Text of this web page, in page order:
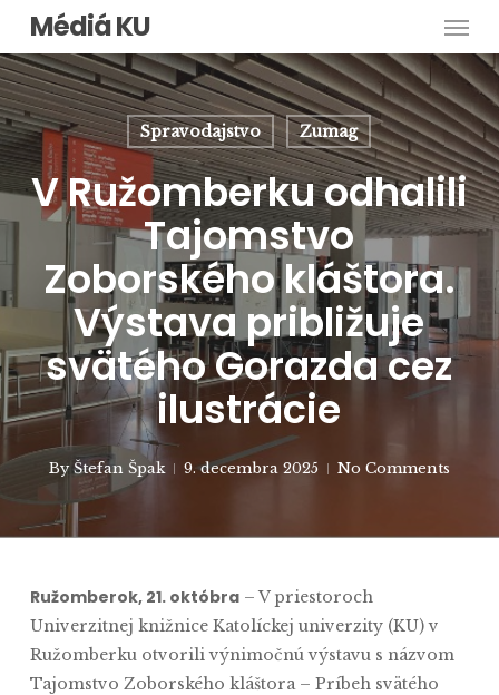
Skip
main
content
Médiá KU
Spravodajstvo Zumag
V Ružomberku odhalili
Tajomstvo
Zoborského kláštora.
Výstava približuje
svätého Gorazda cez
ilustrácie
By Štefan Špak 9. decembra 2025 No Comments
Ružomberok, 21. októbra– V priestoroch
Univerzitnej knižnice Katolíckej univerzity (KU) v
Ružomberku otvorili výnimočnú výstavu s názvom
Tajomstvo Zoborského kláštora – Príbeh svätého